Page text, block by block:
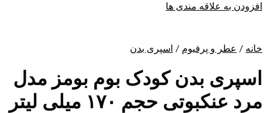
افزودن به علاقه مندی ها
خانه / عطر و پرفیوم / اسپری بدن
اسپری بدن کودک بوم بومز مدل
مرد عنکبوتی حجم ۱۷۰ میلی لیتر